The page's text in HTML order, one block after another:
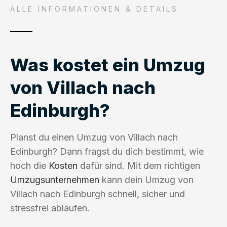
ALLE INFORMATIONEN & DETAILS
Was kostet ein Umzug
von Villach nach
Edinburgh?
Planst du einen Umzug von Villach nach
Edinburgh? Dann fragst du dich bestimmt, wie
hoch die Kosten dafür sind. Mit dem richtigen
Umzugsunternehmen kann dein Umzug von
Villach nach Edinburgh schnell, sicher und
stressfrei ablaufen.